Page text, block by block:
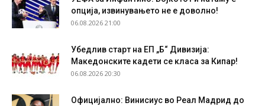
опција, извинувањето не е доволно!
06.08.2026 21:00
Убедлив старт на ЕП „Б“ Дивизија:
Македонските кадети се класа за Кипар!
06.08.2026 20:30
Официјално: Винисиус во Реал Мадрид до